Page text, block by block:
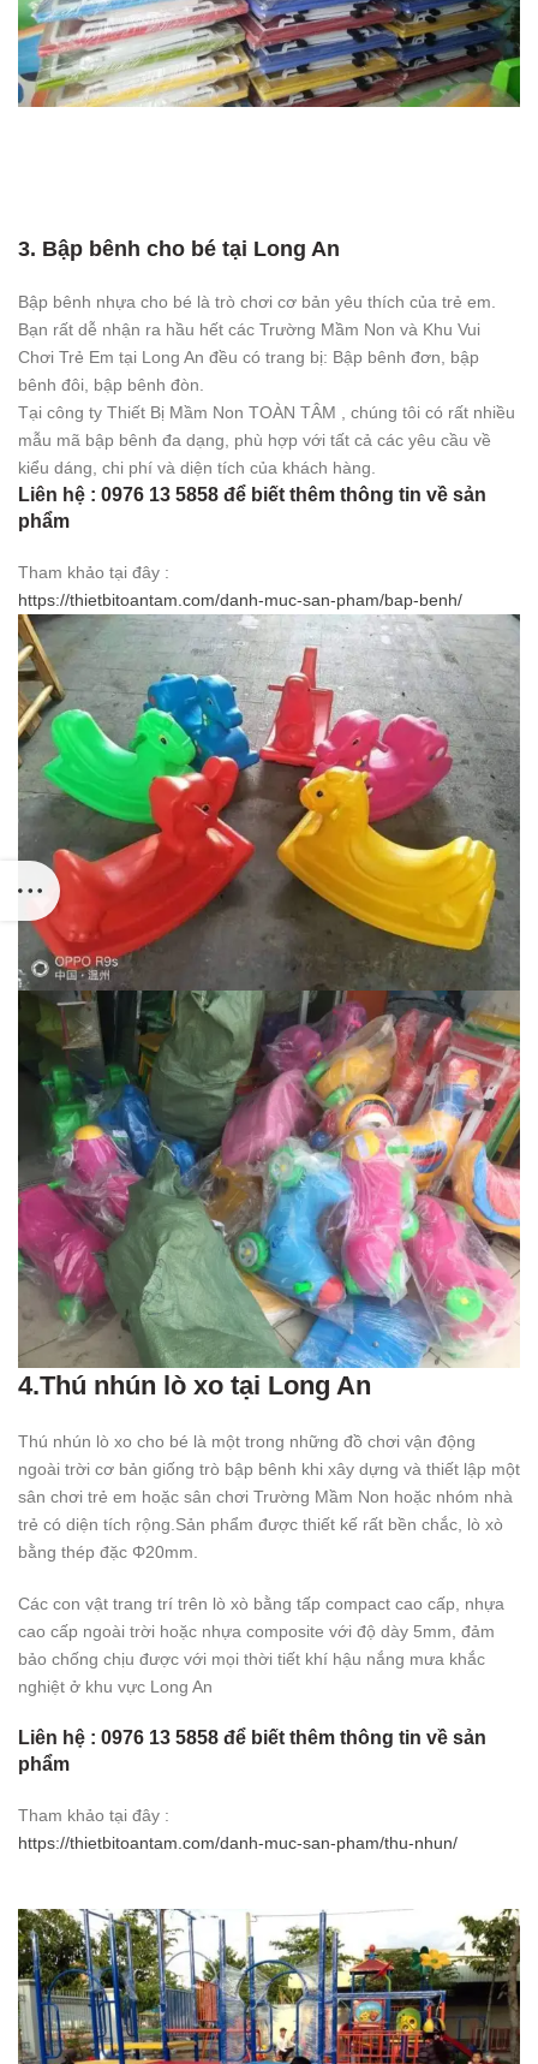
3. Bập bênh cho bé tại Long An
Bập bênh nhựa cho bé là trò chơi cơ bản yêu thích của trẻ em.
Bạn rất dễ nhận ra hầu hết các Trường Mầm Non và Khu Vui
Chơi Trẻ Em tại Long An đều có trang bị: Bập bênh đơn, bập
bênh đôi, bập bênh đòn.
Tại công ty Thiết Bị Mầm Non TOÀN TÂM , chúng tôi có rất nhiều
mẫu mã bập bênh đa dạng, phù hợp với tất cả các yêu cầu về
kiểu dáng, chi phí và diện tích của khách hàng.
Liên hệ : 0976 13 5858 để biết thêm thông tin về sản
phẩm
Tham khảo tại đây :
https://thietbitoantam.com/danh-muc-san-pham/bap-benh/
4.Thú nhún lò xo tại Long An
Thú nhún lò xo cho bé là một trong những đồ chơi vận động
ngoài trời cơ bản giống trò bập bênh khi xây dựng và thiết lập một
sân chơi trẻ em hoặc sân chơi Trường Mầm Non hoặc nhóm nhà
trẻ có diện tích rộng.Sản phẩm được thiết kế rất bền chắc, lò xò
bằng thép đặc Φ20mm.
Các con vật trang trí trên lò xò bằng tấp compact cao cấp, nhựa
cao cấp ngoài trời hoặc nhựa composite với độ dày 5mm, đảm
bảo chống chịu được với mọi thời tiết khí hậu nắng mưa khắc
nghiệt ở khu vực Long An
Liên hệ : 0976 13 5858 để biết thêm thông tin về sản
phẩm
Tham khảo tại đây :
https://thietbitoantam.com/danh-muc-san-pham/thu-nhun/